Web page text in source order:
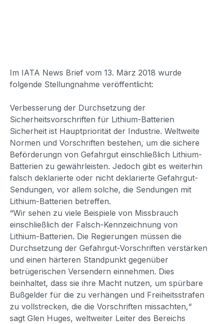
Im IATA News Brief vom 13. März 2018 wurde
folgende Stellungnahme veröffentlicht:
Verbesserung der Durchsetzung der
Sicherheitsvorschriften für Lithium-Batterien
Sicherheit ist Hauptpriorität der Industrie. Weltweite
Normen und Vorschriften bestehen, um die sichere
Beförderungn von Gefahrgut einschließlich Lithium-
Batterien zu gewährleisten. Jedoch gibt es weiterhin
falsch deklarierte oder nicht deklarierte Gefahrgut-
Sendungen, vor allem solche, die Sendungen mit
Lithium-Batterien betreffen.
“Wir sehen zu viele Beispiele von Missbrauch
einschließlich der Falsch-Kennzeichnung von
Lithium-Batterien. Die Regierungen müssen die
Durchsetzung der Gefahrgut-Vorschriften verstärken
und einen härteren Standpunkt gegenüber
betrügerischen Versendern einnehmen. Dies
beinhaltet, dass sie ihre Macht nutzen, um spürbare
Bußgelder für die zu verhängen und Freiheitsstrafen
zu vollstrecken, die die Vorschriften missachten,“
sagt Glen Huges, weltweiter Leiter des Bereichs